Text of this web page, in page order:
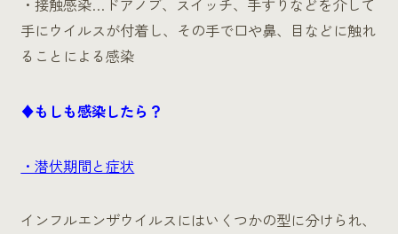
・接触感染…ドアノブ、スイッチ、手すりなどを介して
手にウイルスが付着し、その手で口や鼻、目などに触れ
ることによる感染
♦もしも感染したら？
・潜伏期間と症状
インフルエンザウイルスにはいくつかの型に分けられ、